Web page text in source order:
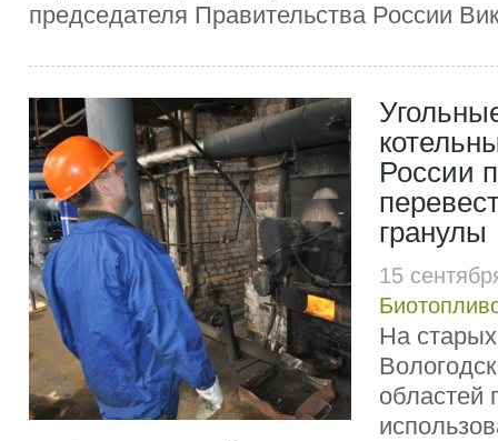
председателя Правительства России
России
гранулы
15
На
областей